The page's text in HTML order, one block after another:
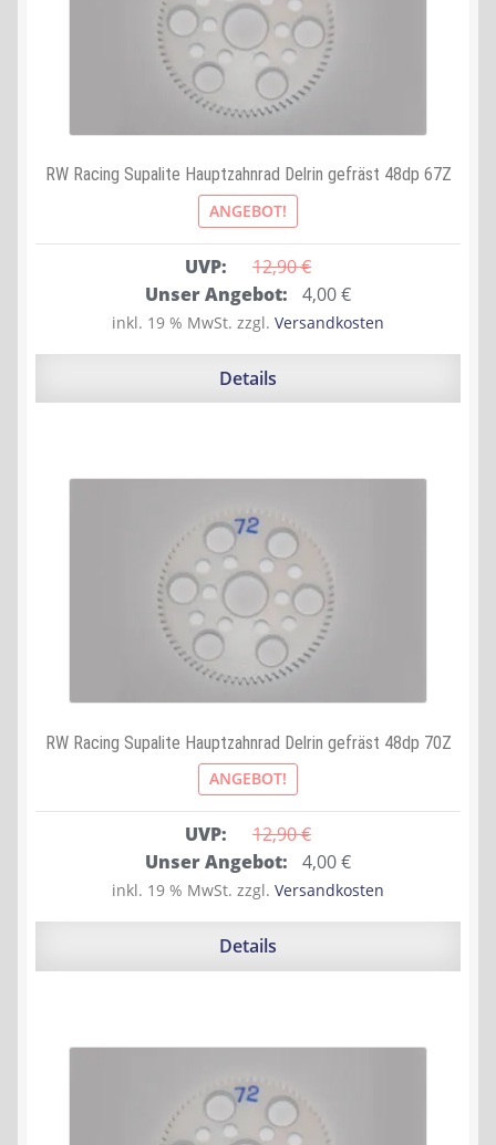
RW Racing Supalite Hauptzahnrad Delrin gefräst 48dp 67Z
ANGEBOT!
UVP: 12,90 €
Ursprünglicher
Preis
war:
Unser Angebot: 4,00€Aktueller
Preis
ist:
inkl. 19 % MwSt. zzgl. Versandkosten
Details
RW Racing Supalite Hauptzahnrad Delrin gefräst 48dp 70Z
ANGEBOT!
UVP: 12,90 €
Ursprünglicher
Preis
war:
Unser Angebot: 4,00€Aktueller
Preis
ist:
inkl. 19 % MwSt. zzgl. Versandkosten
Details